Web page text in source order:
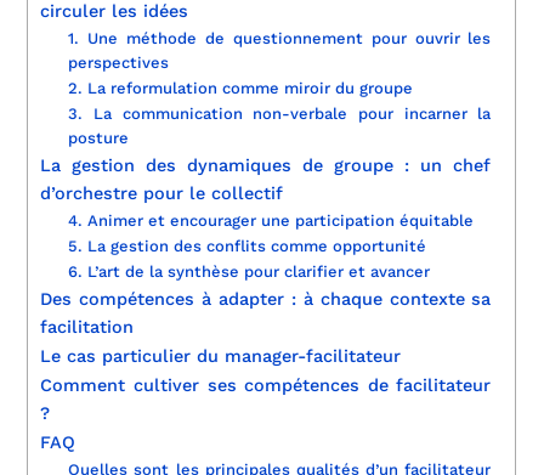
circuler les idées
1. Une méthode de questionnement pour ouvrir les
perspectives
2. La reformulation comme miroir du groupe
3. La communication non-verbale pour incarner la
posture
La gestion des dynamiques de groupe : un chef
d’orchestre pour le collectif
4. Animer et encourager une participation équitable
5. La gestion des conflits comme opportunité
6. L’art de la synthèse pour clarifier et avancer
Des compétences à adapter : à chaque contexte sa
facilitation
Le cas particulier du manager-facilitateur
Comment cultiver ses compétences de facilitateur
?
FAQ
Quelles sont les principales qualités d’un facilitateur